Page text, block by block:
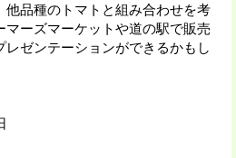
他品種のトマトと組み合わせを考
マーズマーケットや道の駅で販売
レゼンテーションができるかもし